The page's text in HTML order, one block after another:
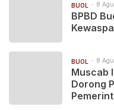
BUOL 8
BPBD
BUOL 8
Muscab
Dorong